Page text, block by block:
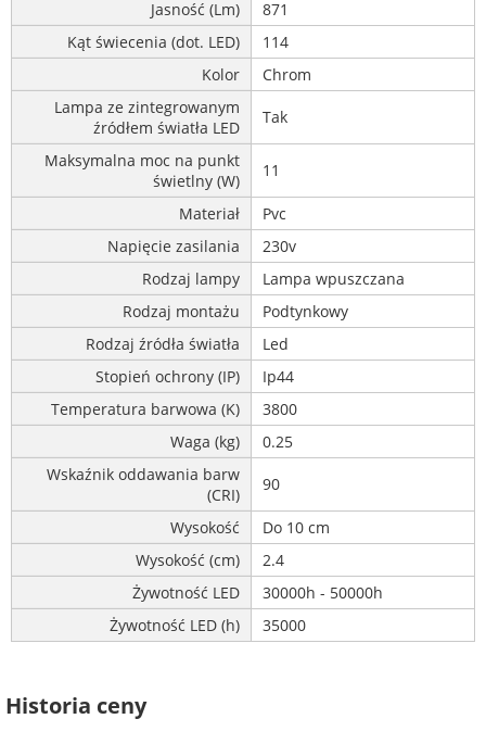
Jasność (Lm)
871
Kąt świecenia (dot. LED)
114
Kolor
Chrom
Lampa ze zintegrowanym
źródłem światła LED
Tak
Maksymalna moc na punkt
świetlny (W)
11
Materiał
Pvc
Napięcie zasilania
230v
Rodzaj lampy
Lampa wpuszczana
Rodzaj montażu
Podtynkowy
Rodzaj źródła światła
Led
Stopień ochrony (IP)
Ip44
Temperatura barwowa (K)
3800
Waga (kg)
0.25
Wskaźnik oddawania barw
(CRI)
90
Wysokość
Do 10 cm
Wysokość (cm)
2.4
Żywotność LED
30000h - 50000h
Żywotność LED (h)
35000
Historia ceny